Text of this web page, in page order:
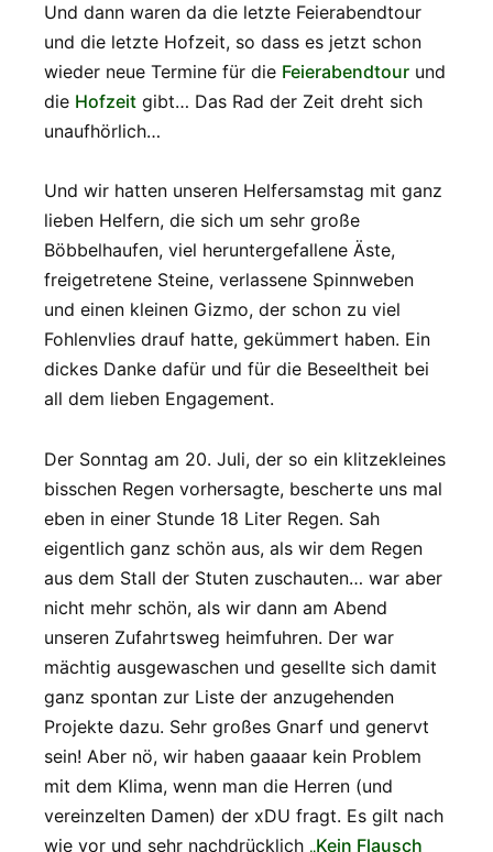
Und dann waren da die letzte Feierabendtour
und die letzte Hofzeit, so dass es jetzt schon
wieder neue Termine für die Feierabendtour und
die Hofzeit gibt… Das Rad der Zeit dreht sich
unaufhörlich…
Und wir hatten unseren Helfersamstag mit ganz
lieben Helfern, die sich um sehr große
Böbbelhaufen, viel heruntergefallene Äste,
freigetretene Steine, verlassene Spinnweben
und einen kleinen Gizmo, der schon zu viel
Fohlenvlies drauf hatte, gekümmert haben. Ein
dickes Danke dafür und für die Beseeltheit bei
all dem lieben Engagement.
Der Sonntag am 20. Juli, der so ein klitzekleines
bisschen Regen vorhersagte, bescherte uns mal
eben in einer Stunde 18 Liter Regen. Sah
eigentlich ganz schön aus, als wir dem Regen
aus dem Stall der Stuten zuschauten… war aber
nicht mehr schön, als wir dann am Abend
unseren Zufahrtsweg heimfuhren. Der war
mächtig ausgewaschen und gesellte sich damit
ganz spontan zur Liste der anzugehenden
Projekte dazu. Sehr großes Gnarf und genervt
sein! Aber nö, wir haben gaaaar kein Problem
mit dem Klima, wenn man die Herren (und
vereinzelten Damen) der xDU fragt. Es gilt nach
wie vor und sehr nachdrücklich „Kein Flausch